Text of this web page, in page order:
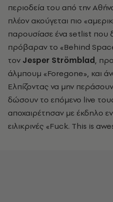
περιοδεία του από την
πλέον ακούγεται πιο
παρουσίασε ένα setlist που
πρόβαραν το «Behind
τον Jesper Strömblad,
άλμπουμ «Foregone», και
Ελπίζοντας να μην
δώσουν το επόμενο live
αποχαιρέτησαν με έκδηλο
ειλικρινές «Fuck. This is